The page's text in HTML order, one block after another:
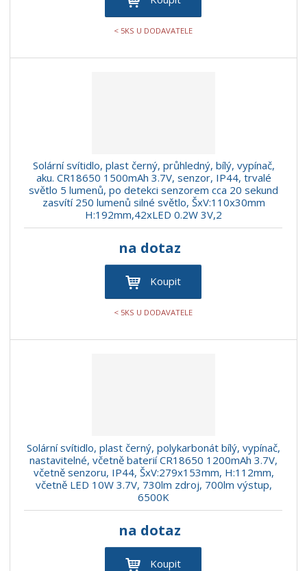
< 5KS U DODAVATELE
Solární svítidlo, plast černý, průhledný, bílý, vypínač,
aku. CR18650 1500mAh 3.7V, senzor, IP44, trvalé
světlo 5 lumenů, po detekci senzorem cca 20 sekund
zasvítí 250 lumenů silné světlo, ŠxV:110x30mm
H:192mm,42xLED 0.2W 3V,2
na dotaz
Koupit
< 5KS U DODAVATELE
Solární svítidlo, plast černý, polykarbonát bílý, vypínač,
nastavitelné, včetně baterií CR18650 1200mAh 3.7V,
včetně senzoru, IP44, ŠxV:279x153mm, H:112mm,
včetně LED 10W 3.7V, 730lm zdroj, 700lm výstup,
6500K
na dotaz
Koupit